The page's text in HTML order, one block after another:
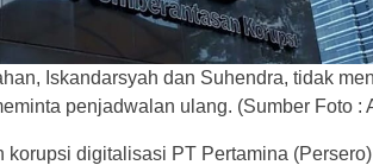
Iskandarsyah dan Suhendra, tidak
penjadwalan ulang. (Sumber Foto :
korupsi digitalisasi PT Pertamina